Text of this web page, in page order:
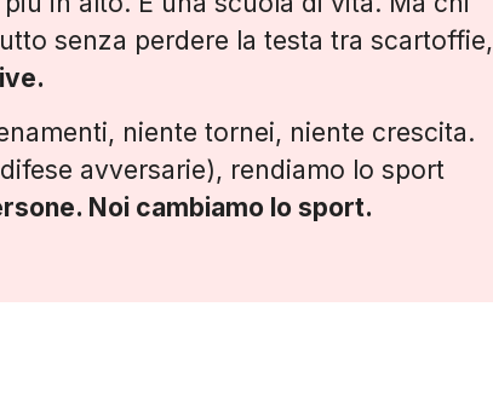
senza perdere la testa tra scartoffie,
niente tornei, niente crescita.
avversarie), rendiamo lo sport
Noi cambiamo lo sport.